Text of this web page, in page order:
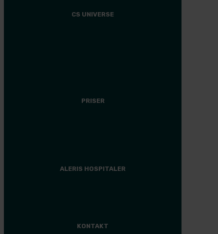
CS UNIVERSE
PRISER
ALERIS HOSPITALER
KONTAKT